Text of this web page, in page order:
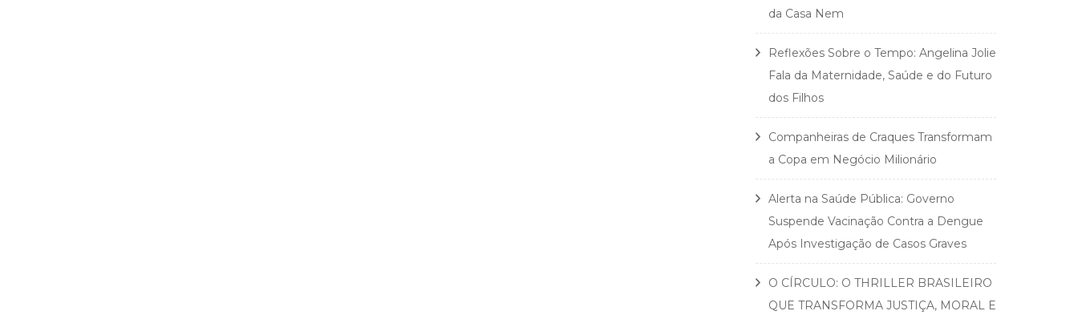
da Casa Nem
Reflexões Sobre o Tempo: Angelina Jolie
Fala da Maternidade, Saúde e do Futuro
dos Filhos
Companheiras de Craques Transformam
a Copa em Negócio Milionário
Alerta na Saúde Pública: Governo
Suspende Vacinação Contra a Dengue
Após Investigação de Casos Graves
O CÍRCULO: O THRILLER BRASILEIRO
QUE TRANSFORMA JUSTIÇA, MORAL E